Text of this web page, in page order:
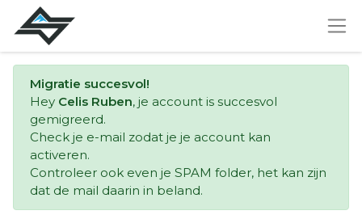
Migratie succesvol!
Hey Celis Ruben, je account is succesvol
gemigreerd.
Check je e-mail zodat je je account kan
activeren.
Controleer ook even je SPAM folder, het kan zijn
dat de mail daarin in beland.